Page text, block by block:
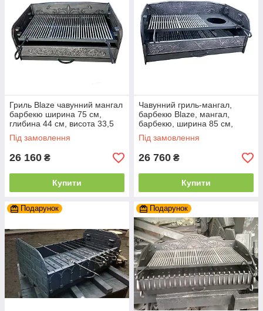
Гриль Blaze чавунний мангал
барбекю ширина 75 см,
глибина 44 см, висота 33,5
см
Під замовлення
26 160 ₴
Купити
Чавунний гриль-мангал,
барбекю Blaze, мангал,
барбекю, ширина 85 см,
глибина 49,5 см, висота 37
см
Під замовлення
26 760 ₴
Купити
Подарунок Подарунок